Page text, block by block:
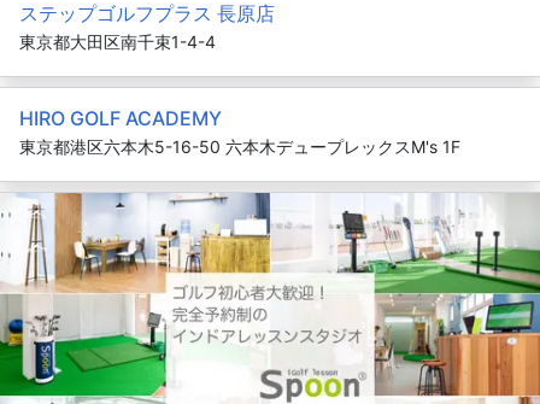
ステップゴルフプラス 長原店
東京都大田区南千束1-4-4
HIRO GOLF ACADEMY
東京都港区六本木5-16-50 六本木デュープレックスM's 1F